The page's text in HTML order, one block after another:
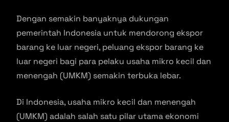
Dengan semakin banyaknya dukungan
pemerintah Indonesia untuk mendorong ekspor
barang ke luar negeri, peluang ekspor barang ke
luar negeri bagi para pelaku usaha mikro kecil dan
menengah (UMKM) semakin terbuka lebar.
Di Indonesia, usaha mikro kecil dan menengah
(UMKM) adalah salah satu pilar utama ekonomi